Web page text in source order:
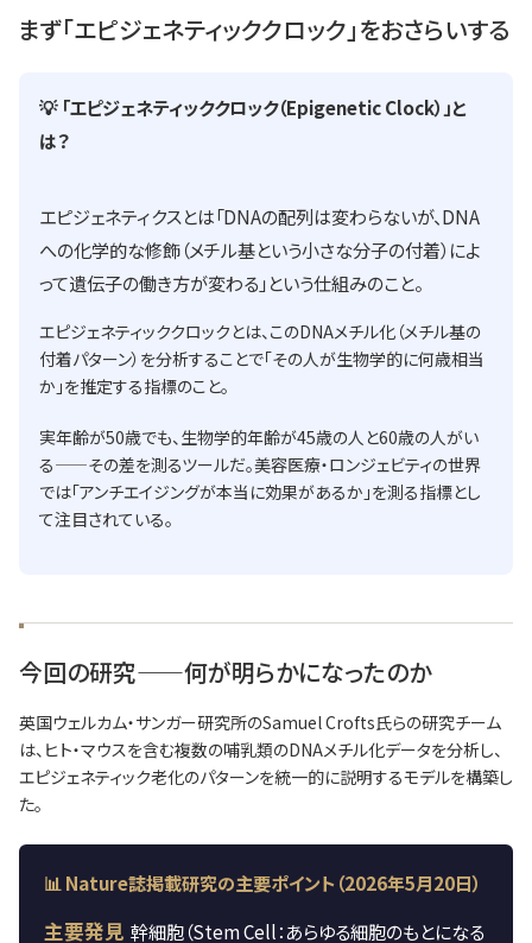
まず「エピジェネティッククロック」をおさらいする
💡 「エピジェネティッククロック（Epigenetic Clock）」と
は？
エピジェネティクスとは「DNAの配列は変わらないが、DNA
への化学的な修飾（メチル基という小さな分子の付着）によ
って遺伝子の働き方が変わる」という仕組みのこと。
エピジェネティッククロックとは、このDNAメチル化（メチル基の
付着パターン）を分析することで「その人が生物学的に何歳相当
か」を推定する指標のこと。
実年齢が50歳でも、生物学的年齢が45歳の人と60歳の人がい
る——その差を測るツールだ。美容医療・ロンジェビティの世界
では「アンチエイジングが本当に効果があるか」を測る指標とし
て注目されている。
今回の研究——何が明らかになったのか
英国ウェルカム・サンガー研究所のSamuel Crofts氏らの研究チーム
は、ヒト・マウスを含む複数の哺乳類のDNAメチル化データを分析し、
エピジェネティック老化のパターンを統一的に説明するモデルを構築し
た。
📊 Nature誌掲載研究の主要ポイント（2026年5月20日）
主要発見 幹細胞（Stem Cell：あらゆる細胞のもとになる